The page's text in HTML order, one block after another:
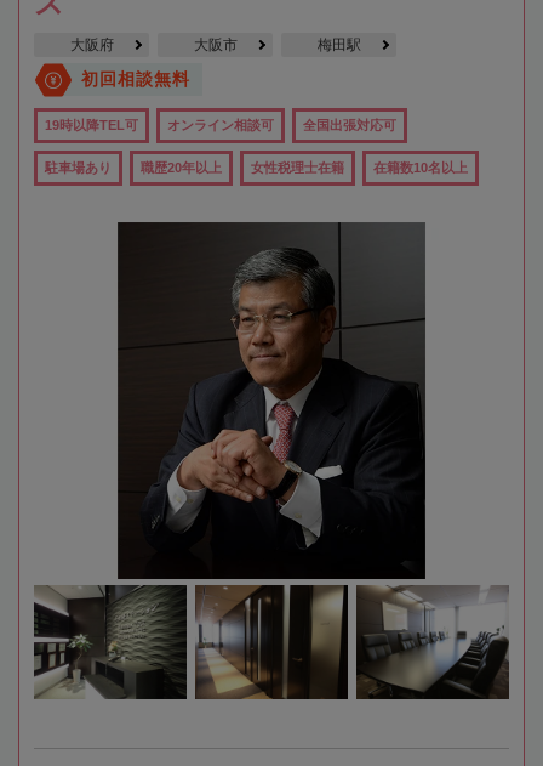
大阪府 大阪市 梅田駅
初回相談無料
19時以降TEL可 オンライン相談可 全国出張対応可
駐車場あり 職歴20年以上 女性税理士在籍 在籍数10名以上